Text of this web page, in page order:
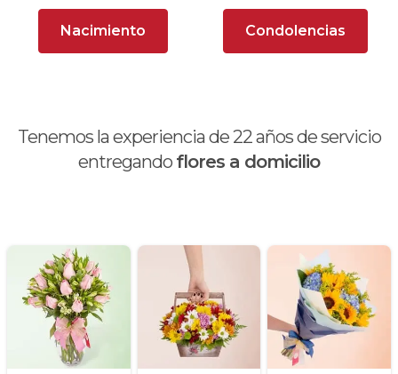
Nacimiento Condolencias
Tenemos la experiencia de 22años de servicio
entregando flores a domicilio
Ave del Paraíso (Strelitzia)
Chocolates y galletas
Día de la secretaria
Flores y Regalos de Navidad
Gerberas